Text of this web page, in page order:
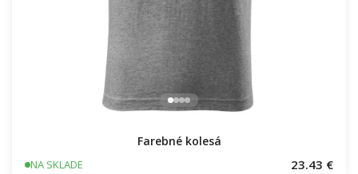
Farebné kolesá
NA SKLADE 23.43 €